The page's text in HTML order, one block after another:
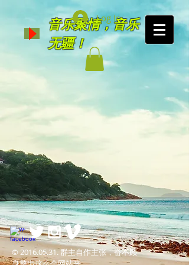
音乐聚情，音乐
无疆！
Log In
©2016.05.31. 群主自作主张，奋不顾